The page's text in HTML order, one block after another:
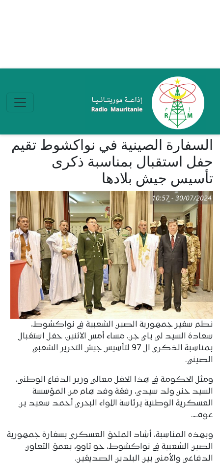
السفارة الصينية في نواكشوط تقيم
حفل استقبال بمناسبة ذكرى
تأسيس جيش بلادھا
30/07/2024 - 10:57
نظم سفير جمهورية الصين الشعبية في نواكشوط،
سعادة السيد لي باي جن، مساء أمس الاثنين، حفل استقبال
بمناسبة الذكرى ال 97 لتأسيس جيش التحرير الشعبي
الصيني.
ومثل الحكومة في هذا الحفل معالي وزير الدفاع الوطني،
السيد حنن ولد سيدي، رفقة وفد هام من المؤسسة
العسكرية الوطنية برئاسة اللواء البحري أحمد سعيد بن
عوف.
وبهذه المناسبة، أشاد الملحق العسكرى بسفارة جمهورية
الصين الشعبية في نواكشوط، جو تاوو، بعمق التعاون
الدفاعي والأمني ​​بين البلدين الصديقين.